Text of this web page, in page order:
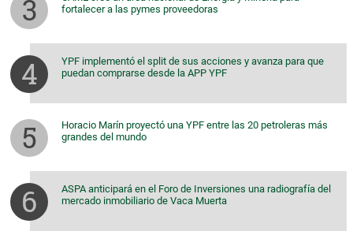
fortalecer a las pymes proveedoras
YPF implementó el split de sus acciones y avanza para que
puedan comprarse desde la APP YPF
Horacio Marín proyectó una YPF entre las 20 petroleras más
grandes del mundo
ASPA anticipará en el Foro de Inversiones una radiografía del
mercado inmobiliario de Vaca Muerta